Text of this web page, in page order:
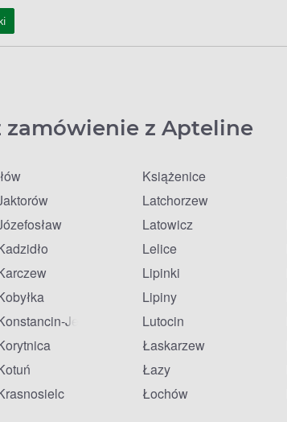
z Apteline
Jeziorna
Książenice
Latchorzew
Latowicz
Lelice
Lipinki
Lipiny
Lutocin
Łaskarzew
Łazy
Łochów